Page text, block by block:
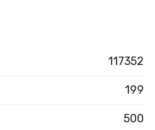
117352
199
500